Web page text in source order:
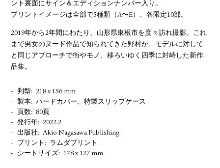
ント裏面にサイン＆エディションナンバー入り。
プリントイメージは全部で5種類（A〜E）、各限定10部。
2019年から2年間にわたり、山形県東根市を度々訪れ撮影。これ
まで男女のヌード作品で知られてきた野村が、モデルに対して
と同じアプローチで街やモノ、移ろいゆく四季に対峙した新作
品集。
判型
218 x 156 mm
製本
ハードカバー、特製スリップケース
頁数
80頁
発行年
2022.2
出版社
Akio Nagasawa Publishing
プリント
ラムダプリント
シートサイズ
178 x 127 mm